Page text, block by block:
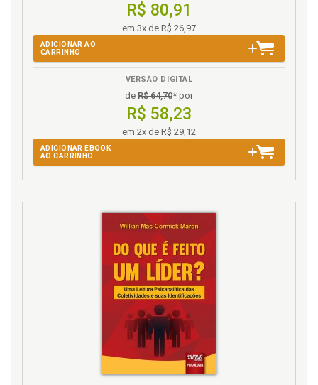
R$ 80,91
em 3x de R$ 26,97
ADICIONAR AO
CARRINHO
VERSÃO DIGITAL
de R$ 64,70* por
R$ 58,23
em 2x de R$ 29,12
ADICIONAR EBOOK
AO CARRINHO